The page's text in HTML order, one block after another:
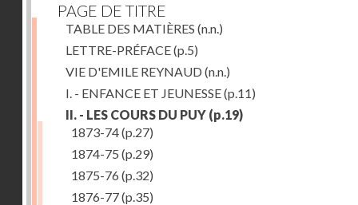
PAGE DE TITRE
TABLE DES MATIÈRES (n.n.)
LETTRE-PRÉFACE(p.5)
VIE D'EMILE REYNAUD (n.n.)
I. - ENFANCE ET JEUNESSE(p.11)
II. - LES COURS DU PUY (p.19)
1873-74(p.27)
1874-75 (p.29)
1875-76 (p.32)
1876-77(p.35)